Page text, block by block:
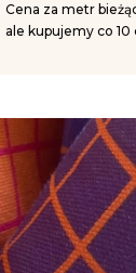
Cena za metr
ale kupujemy co 10